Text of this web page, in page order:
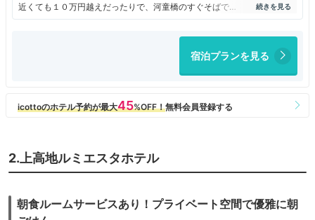
近くても１０万円越えだったりで、河童橋のすぐそばで
宿泊費用もまだ許容範囲だったこちらのホテルを予約。
どれだけ山が涼しいとはいえ扇風機でしのげる暑さではなく。
夕食はフレンチでしたが、う～ん、悪くはないけれど一斉スタートな感じ
宿泊プランを見る
2.上高地ルミエスタホテル
朝食ルームサービスあり！プライベート空間で優雅に朝